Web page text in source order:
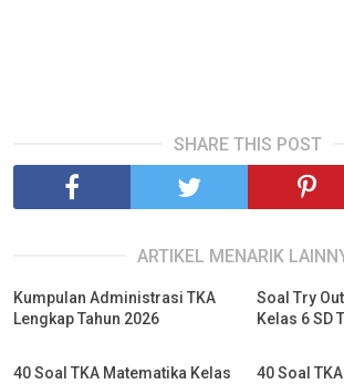
SHARE THIS POST
ARTIKEL MENARIK
Kumpulan Administrasi TKA
Lengkap Tahun 2026
Soal Try
Kelas 6 SD
40 Soal TKA Matematika Kelas
40 Soal